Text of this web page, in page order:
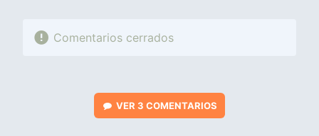
Comentarios cerrados
VER 3 COMENTARIOS